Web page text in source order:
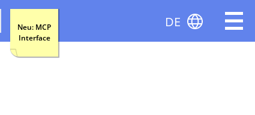
Neu: MCP
Interface
DE